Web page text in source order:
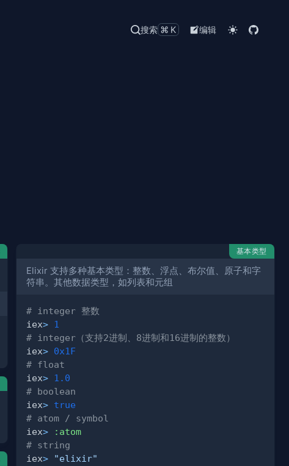
搜索 ⌘K 编辑
基本类型
Elixir 支持多种基本类型：整数、浮点、布尔值、原子和字
符串。其他数据类型，如列表和元组
# integer 整数
iex> 1
# integer（支持2进制、8进制和16进制的整数）
iex> 0x1F
# float
iex> 1.0
# boolean
iex> true
# atom / symbol
iex>
:atom
# string
iex>
"elixir"